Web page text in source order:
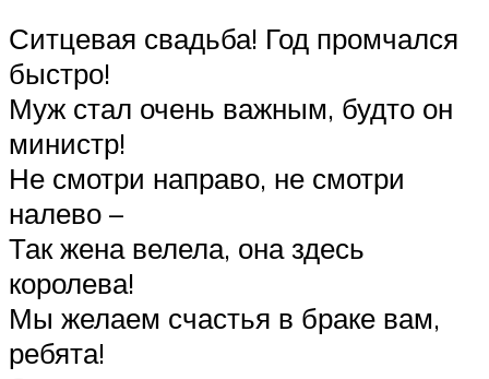
Ситцевая свадьба! Год промчался
быстро!
Муж стал очень важным, будто он
министр!
Не смотри направо, не смотри
налево –
Так жена велела, она здесь
королева!
Мы желаем счастья в браке вам,
ребята!